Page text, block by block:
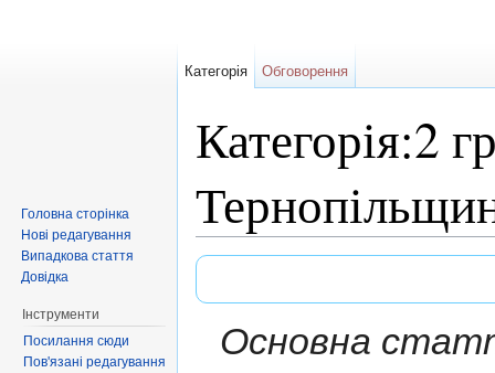
Категорія:2
Основна
Категорія Обговорення
Головна сторінка
Нові редагування
Випадкова стаття
Довідка
Інструменти
Посилання сюди
Пов'язані редагування